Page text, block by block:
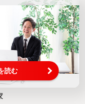
読む